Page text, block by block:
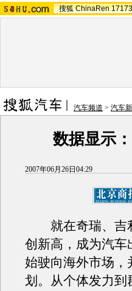
搜狐 ChinaRen 17173
汽车频道 > 汽车
数据显示
2007年06月26日04:29
就在奇瑞、吉利
创新高，成为汽车
始驶向海外市场，
划。从个体发力到